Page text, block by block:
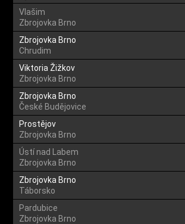
Vlašim
Zbrojovka Brno
Zbrojovka Brno
Chrudim
Viktoria Žižkov
Zbrojovka Brno
Zbrojovka Brno
České Budějovice
Prostějov
Zbrojovka Brno
Ústí nad Labem
Zbrojovka Brno
Zbrojovka Brno
Táborsko
Pardubice
Zbrojovka Brno